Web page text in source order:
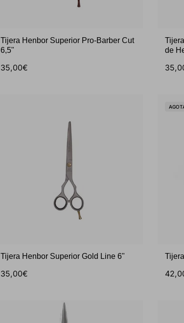
Tijera Henbor Superior Pro-Barber Cut
6,5"
35,00€
de
Tijera Henbor Superior Gold Line 6"
35,00€